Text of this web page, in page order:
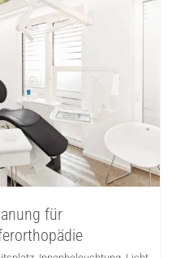
für
Kieferorthopädie
Innenbeleuchtung
für